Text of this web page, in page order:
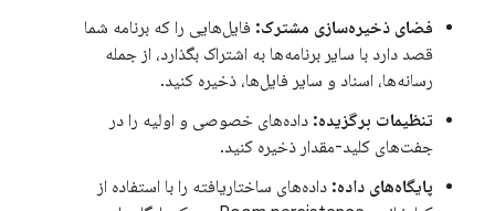
فضای ذخیره‌سازی مشترک: فایل‌هایی را که برنامه شما
قصد دارد با سایر برنامه‌ها به اشتراک بگذارد، از جمله
رسانه‌ها، اسناد و سایر فایل‌ها، ذخیره کنید.
تنظیمات برگزیده: داده‌های خصوصی و اولیه را در
جفت‌های کلید-مقدار ذخیره کنید.
پایگاه‌های داده: داده‌های ساختاریافته را با استفاده از